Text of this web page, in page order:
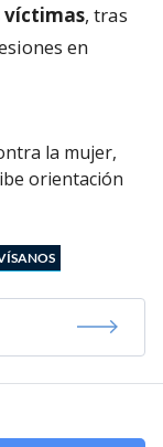
víctimas, tras
en
la mujer,
orientación